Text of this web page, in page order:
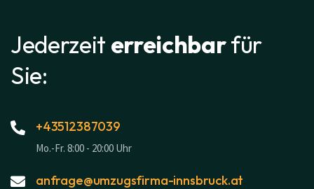
Jederzeit erreichbarfür
Sie:
+43512387039
Mo.-Fr. 8:00 - 20:00 Uhr
anfrage@umzugsfirma-innsbruck.at